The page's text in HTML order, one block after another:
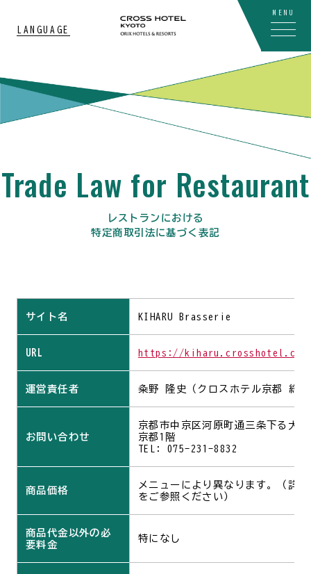
LANGUAGE
MENU
Trade Law for Restaurant
レストランにおける
特定商取引法に基づく表記
サイト名 KIHARU Brasserie
URL https://
運営責任者 粂野 隆史（クロスホテル京都 総
お問い合わせ
京都市中京区河原町通三条下る大
京都1階
TEL: 075-231-8832
商品価格
メニューにより異なります。（詳
をご参照ください）
商品代金以外の必
要料金
特になし